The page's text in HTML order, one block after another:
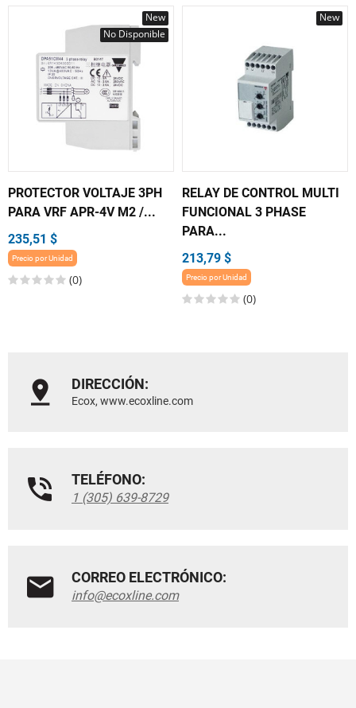
New
No Disponible
PROTECTOR VOLTAJE 3PH
PARA VRF APR-4V M2 /...
235,51 $
Precio por Unidad
(0)
New
RELAY DE CONTROL MULTI
FUNCIONAL 3 PHASE
PARA...
213,79 $
Precio por Unidad
(0)
DIRECCIÓN:
Ecox, www.ecoxline.com
TELÉFONO:
1 (305) 639-8729
CORREO ELECTRÓNICO:
info@ecoxline.com